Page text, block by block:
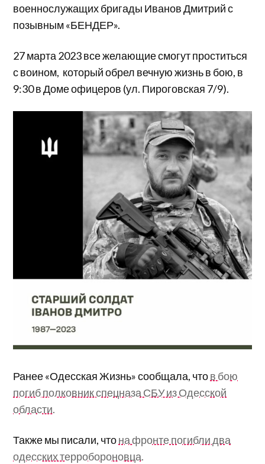
военнослужащих бригады Иванов Дмитрий с
позывным «БЕНДЕР».
27 марта 2023 все желающие смогут проститься
с воином, который обрел вечную жизнь в бою, в
9:30 в Доме офицеров (ул. Пироговская 7/9).
Ранее «Одесская Жизнь» сообщала, чтов бою
погиб полковник спецназа СБУ из Одесской
области.
Также мы писали, чтона фронте погибли два
одесских терробороновца.